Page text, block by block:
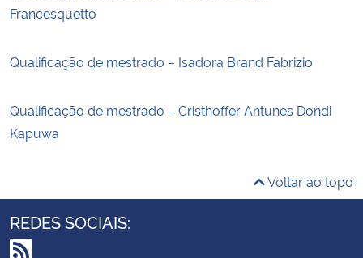
Francesquetto
Qualificação de mestrado – Isadora Brand Fabrizio
Qualificação de mestrado – Cristhoffer Antunes Dondi
Kapuwa
Voltar ao topo
REDES SOCIAIS: